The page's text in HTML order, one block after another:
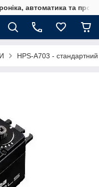
автоматика та
HPS-A703 - стандартний